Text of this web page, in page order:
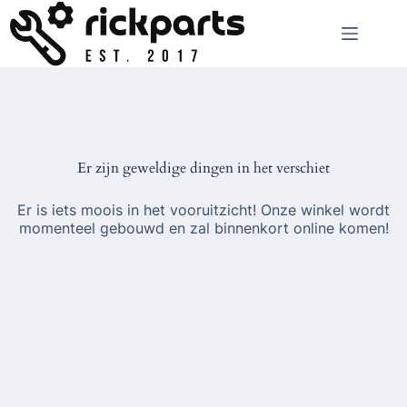
naar
de
inhoud
Er zijn geweldige dingen in het verschiet
Er is iets moois in het vooruitzicht! Onze winkel wordt
momenteel gebouwd en zal binnenkort online komen!